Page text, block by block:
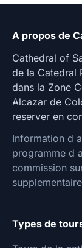
A propos de
Cathedral of
de la Catedral
dans la Zone
Alcazar de
reserver en
Information d
programme d
commission
Types de